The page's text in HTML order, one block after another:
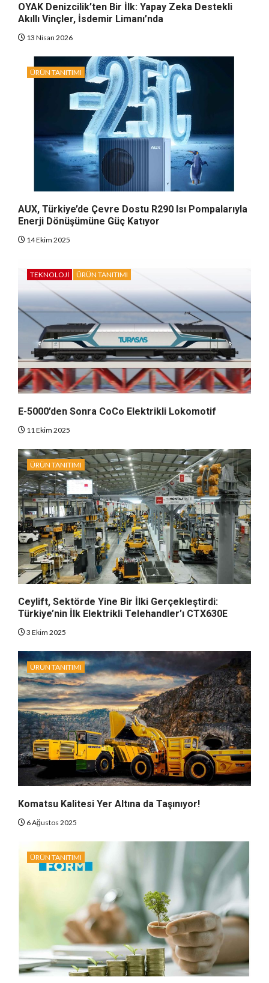
OYAK Denizcilik’ten Bir İlk: Yapay Zeka Destekli
Akıllı Vinçler, İsdemir Limanı’nda
13 Nisan 2026
ÜRÜN TANITIMI
AUX, Türkiye’de Çevre Dostu R290 Isı Pompalarıyla
Enerji Dönüşümüne Güç Katıyor
14 Ekim 2025
TEKNOLOJI ÜRÜN TANITIMI
E-5000’den Sonra CoCo Elektrikli Lokomotif
11 Ekim 2025
ÜRÜN TANITIMI
Ceylift, Sektörde Yine Bir İlki Gerçekleştirdi:
Türkiye’nin İlk Elektrikli Telehandler’ı CTX630E
3 Ekim 2025
ÜRÜN TANITIMI
Komatsu Kalitesi Yer Altına da Taşınıyor!
6 Ağustos 2025
ÜRÜN TANITIMI